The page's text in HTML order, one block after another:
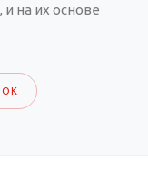
на их основе